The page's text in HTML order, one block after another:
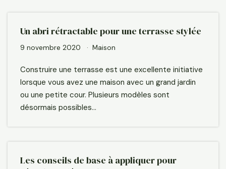
Un abri rétractable pour une terrasse stylée
9 novembre 2020 Maison
Construire une terrasse est une excellente initiative
lorsque vous avez une maison avec un grand jardin
ou une petite cour. Plusieurs modèles sont
désormais possibles…
Les conseils de base à appliquer pour